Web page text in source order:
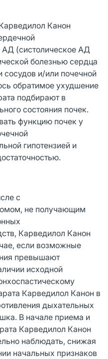
Канон
АД (систолическое АД
болезнью сердца
и/или почечной
обратимое ухудшение
подбирают в
состояния почек.
функцию почек у
гипотензией и
с
не получающим
Карведилол Канон
если возможные
превышают
исходной
Карведилол Канон в
дыхательных
В начале приема и
Карведилол Канон
наблюдать, снижая
начальных признаков